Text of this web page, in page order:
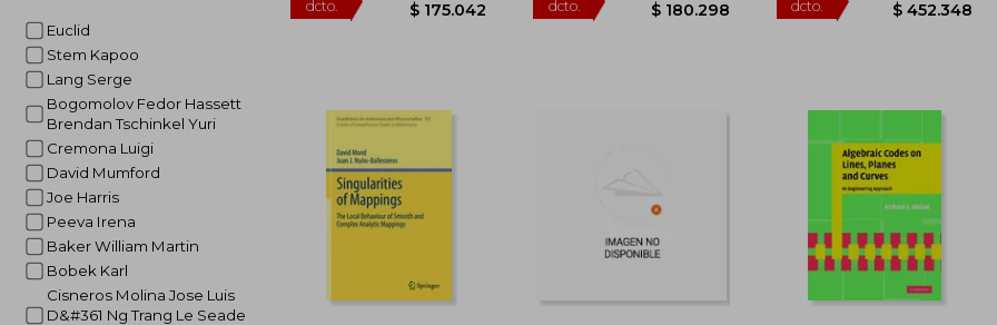
Euclid
Stem Kapoo
Lang Serge
Bogomolov Fedor Hassett
Brendan Tschinkel Yuri
Cremona Luigi
David Mumford
Joe Harris
Peeva Irena
Baker William Martin
Bobek Karl
Cisneros Molina Jose Luis
D&#361 Ng Trang Le Seade